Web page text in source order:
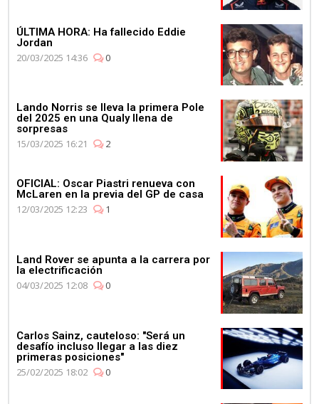
ÚLTIMA HORA: Ha fallecido Eddie
Jordan
20/03/2025 14:36
0
Lando Norris se lleva la primera Pole
del 2025 en una Qualy llena de
sorpresas
15/03/2025 16:21
2
OFICIAL: Oscar Piastri renueva con
McLaren en la previa del GP de casa
12/03/2025 12:23
1
Land Rover se apunta a la carrera por
la electrificación
04/03/2025 12:08
0
Carlos Sainz, cauteloso: "Será un
desafío incluso llegar a las diez
primeras posiciones"
25/02/2025 18:02
0